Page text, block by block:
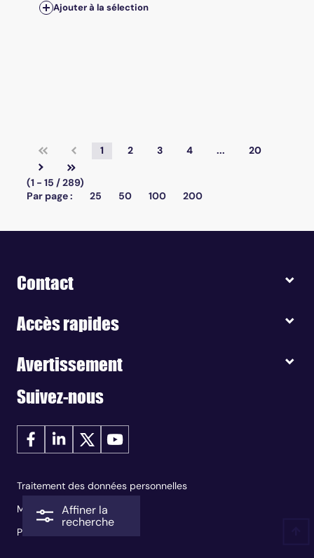
Affiner la
recherche
Ajouter à la sélection
1 2 3 4 ... 20
(1 - 15 / 289)
Par page :
25 50 100 200
Contact
Accès rapides
Avertissement
Suivez-nous
Traitement des données personnelles
Mentions légales
Plan du site